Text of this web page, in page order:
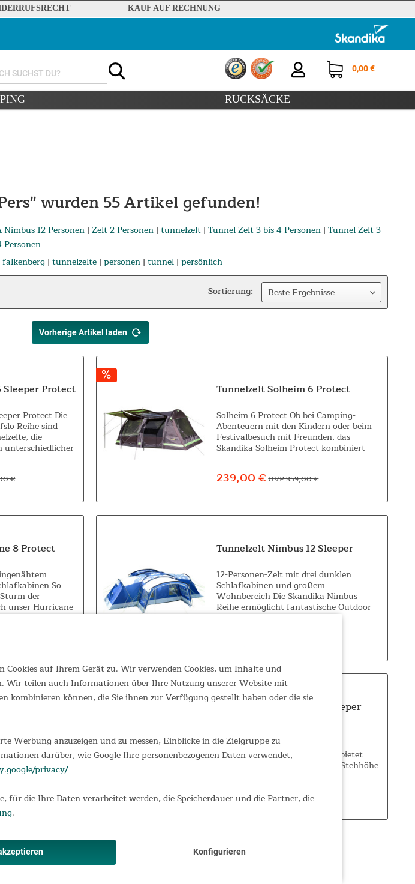
KAUF AUF RECHNUNG
0,00 €
RUCKSÄCKE
wurden55Artikel gefunden!
12 Personen| Zelt 2 Personen| tunnelzelt| Tunnel Zelt 3 bis 4 Personen| Tunnel Zelt 3
Personen
falkenberg | tunnelzelte| personen| tunnel| persönlich
Sortierung:
Vorherige Artikel laden
Protect
Protect Die
Reihe sind
die
unterschiedlicher
€
Tunnelzelt Solheim 6 Protect
Solheim 6 Protect Ob bei Camping-
Abenteuern mit den Kindern oder beim
Festivalbesuch mit Freunden, das
Skandika Solheim Protect kombiniert
– und das in jeder...
239,00 € UVP 359,00 €
8 Protect
So
der
unser Hurricane
Zelt.
Tunnelzelt Nimbus 12 Sleeper
12-Personen-Zelt mit drei dunklen
Schlafkabinen und großem
Wohnbereich Die Skandika Nimbus
Reihe ermöglicht fantastische Outdoor-
Abenteuer für größere Familien und
Tunnelzelt mit
großes
ganzen
mit dem
€
Tunnelzelt Montana 10 Sleeper
Schlafkabinen und 5.000 mm
Wassersäule Dieses riesige Zelt bietet
über 25 m² bei einer bequemen Stehhöhe
größere Familien und...
589,00 € UVP 699,00 €
Esbjerg Travel
auf Ihrem Gerät zu. Wir verwenden Cookies, um Inhalte und
Wir teilen auch Informationen über Ihre Nutzung unserer Website mit
können, die Sie ihnen zur Verfügung gestellt haben oder die sie
Werbung anzuzeigen und zu messen, Einblicke in die Zielgruppe zu
darüber, wie Google Ihre personenbezogenen Daten verwendet,
privacy/
für die Ihre Daten verarbeitet werden, die Speicherdauer und die Partner, die
.
Konfigurieren